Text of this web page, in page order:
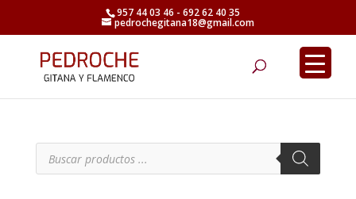
957 44 03 46 - 692 62 40 35
pedrochegitana18@gmail.com
B